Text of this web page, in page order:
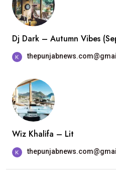
Dj Dark – Autumn Vibes
Wiz Khalifa – Lit